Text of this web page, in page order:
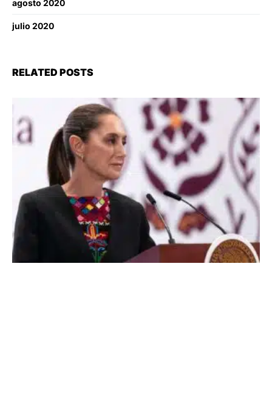
agosto 2020
julio 2020
RELATED POSTS